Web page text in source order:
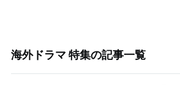
海外ドラマ 特集の記事一覧